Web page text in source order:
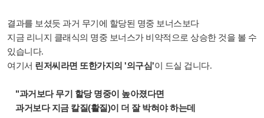
결과를 보셨듯 과거 무기에 할당된 명중 보너스보다
지금 리니지 클래식의 명중 보너스가 비약적으로 상승한 것을 볼 수
있습니다.
여기서 린저씨라면 또한가지의 '의구심'이 드실 겁니다.
"과거보다 무기 할당 명중이 높아졌다면
과거보다 지금 칼질(활질)이 더 잘 박혀야 하는데